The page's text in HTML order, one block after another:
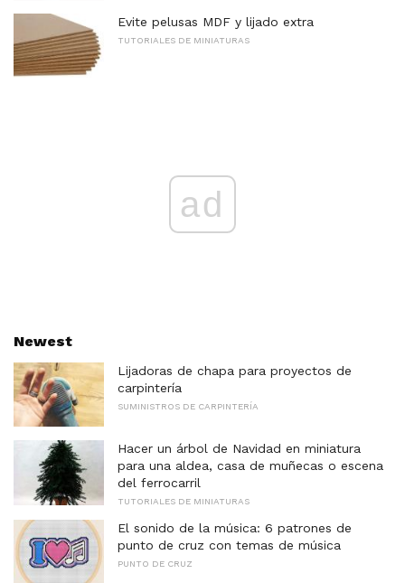
Evite pelusas MDF y lijado extra
TUTORIALES DE MINIATURAS
ad
Newest
Lijadoras de chapa para proyectos de
carpintería
SUMINISTROS DE CARPINTERÍA
Hacer un árbol de Navidad en miniatura
para una aldea, casa de muñecas o escena
del ferrocarril
TUTORIALES DE MINIATURAS
El sonido de la música: 6 patrones de
punto de cruz con temas de música
PUNTO DE CRUZ